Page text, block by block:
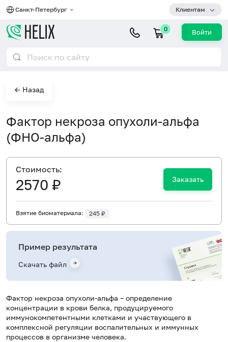
Санкт-Петербург Клиентам
0 Войти
← Назад
Фактор некроза опухоли-альфа
(ФНО-альфа)
Фактор некроза опухоли-альфа – определение
концентрации в крови белка, продуцируемого
иммунокомпетентными клетками и участвующего в
комплексной регуляции воспалительных и иммунных
процессов в организме человека.
Cтоимость:
2570 ₽ Заказать
Взятие биоматериала: 245 ₽
Пример результата
Скачать файл